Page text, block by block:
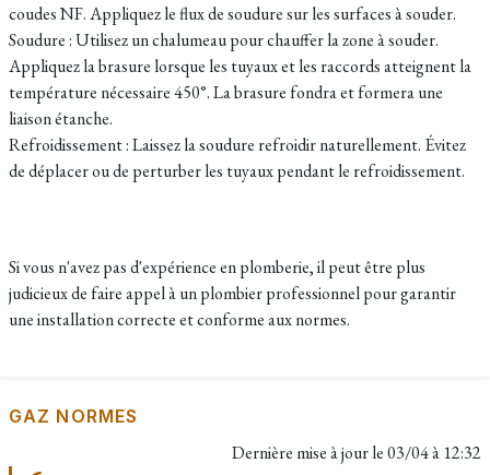
coudes NF. Appliquez le flux de soudure sur les surfaces à souder.
Soudure : Utilisez un chalumeau pour chauffer la zone à souder.
Appliquez la brasure lorsque les tuyaux et les raccords atteignent la
température nécessaire 450°. La brasure fondra et formera une
liaison étanche.
Refroidissement : Laissez la soudure refroidir naturellement. Évitez
de déplacer ou de perturber les tuyaux pendant le refroidissement.
Si vous n'avez pas d'expérience en plomberie, il peut être plus
judicieux de faire appel à un plombier professionnel pour garantir
une installation correcte et conforme aux normes.
GAZ NORMES
Dernière mise à jour le03/04 à 12:32